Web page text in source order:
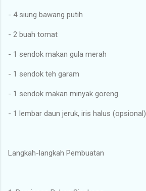
- 4 siung bawang putih
- 2 buah tomat
- 1 sendok makan gula merah
- 1 sendok teh garam
- 1 sendok makan minyak goreng
- 1 lembar daun jeruk, iris halus (opsional)
Langkah-langkah Pembuatan